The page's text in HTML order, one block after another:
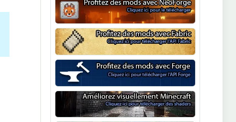
NeoForge
Minecraft Fabric
Minecraft Forge
Shaders Minecraft